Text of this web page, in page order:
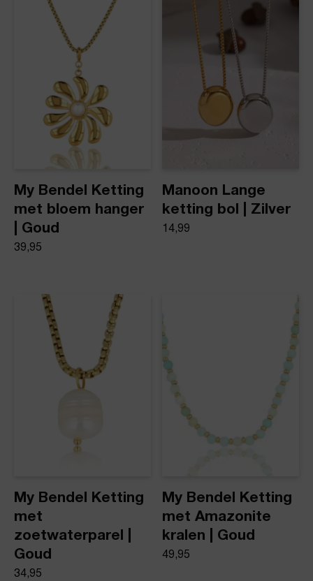
Product stijl
Statement kettingen
My Bendel Ketting
met bloem hanger
| Goud
39,95
Manoon Lange
ketting bol | Zilver
14,99
My Bendel Ketting
met
zoetwaterparel |
Goud
34,95
My Bendel Ketting
met Amazonite
kralen | Goud
49,95